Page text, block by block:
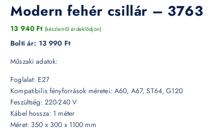
Modern fehér csillár – 3763
13 940 Ft (készletről érdeklődjön)
Bolti ár: 13 990 Ft
Műszaki adatok:
Foglalat: E27
Kompatibilis fényforrások méretei: A60, A67, ST64, G120
Feszültség: 220-240 V
Kábel hossza: 1 méter
Méret: 350 x 300 x 1100 mm